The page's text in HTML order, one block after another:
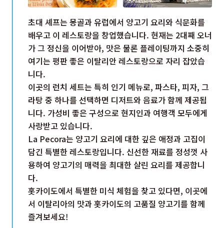
초대 셰프는 몽골과 유럽에서 양고기 요리와 식문화를
배우고 이 레스토랑을 창업했습니다. 현재는 2대째 오너
가 그 정신을 이어받아, 맛은 물론 플레이팅까지 소중히
여기는 평판 좋은 이탈리안 레스토랑으로 자리 잡았습
니다.
이곳의 런치 세트는 특히 인기 메뉴로, 파스타, 피자, 그
라탕 중 하나를 선택하면 디저트와 음료가 함께 제공됩
니다. 가성비 좋은 구성으로 현지인과 여행객 모두에게
사랑받고 있습니다.
La Pecora는 양고기 요리에 대한 깊은 애정과 고집이
담긴 특별한 레스토랑입니다. 신선한 재료를 정성껏 사
용하여 양고기의 매력을 최대한 살린 요리를 제공합니
다.
홋카이도에서 특별한 미식 체험을 찾고 있다면, 이곳에
서 이탈리아의 맛과 홋카이도의 고품질 양고기를 함께
즐겨보세요!